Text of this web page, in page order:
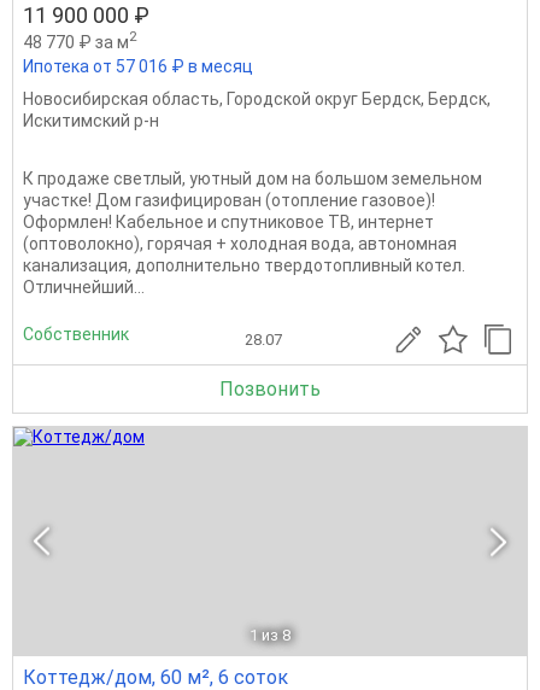
11 900 000 ₽
48 770 ₽ за м2
Ипотека от 57 016 ₽ в месяц
Новосибирская область, Городской округ Бердск, Бердск,
Искитимский р-н
К продаже светлый, уютный дом на большом земельном
участке! Дом газифицирован (отопление газовое)!
Оформлен! Кабельное и спутниковое ТВ, интернет
(оптоволокно), горячая + холодная вода, автономная
канализация, дополнительно твердотопливный котел.
Отличнейший...
Собственник 28.07
Позвонить
1 из 8
Коттедж/дом, 60 м², 6 соток